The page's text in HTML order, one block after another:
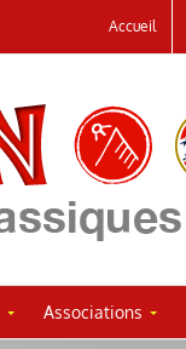
Accueil
Associations